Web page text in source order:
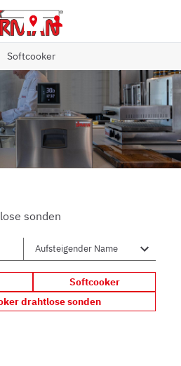
Softcooker
sonden
Softcooker
drahtlose sonden